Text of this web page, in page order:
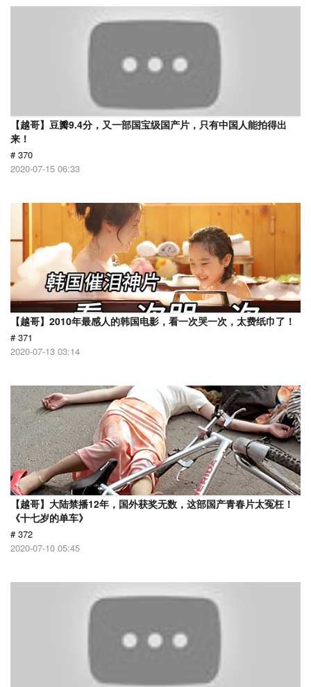
【越哥】豆瓣9.4分，又一部国宝级国产片，只有中国人能拍得出
来！
# 370
2020-07-15 06:33
【越哥】2010年最感人的韩国电影，看一次哭一次，太费纸巾了！
# 371
2020-07-13 03:14
【越哥】大陆禁播12年，国外获奖无数，这部国产青春片太冤枉！
《十七岁的单车》
# 372
2020-07-10 05:45